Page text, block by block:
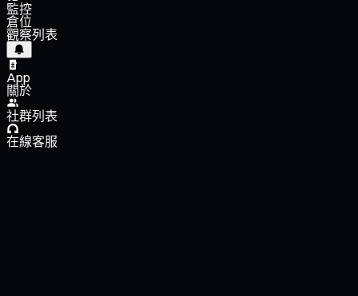
監控
倉位
觀察列表
App
關於
社群列表
在線客服